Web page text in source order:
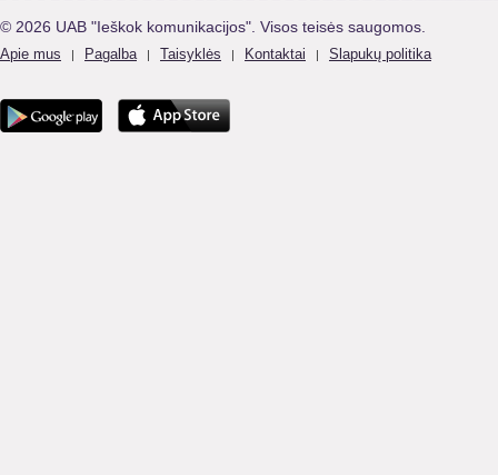
© 2026 UAB "Ieškok komunikacijos". Visos teisės saugomos.
Apie mus | Pagalba | Taisyklės | Kontaktai | Slapukų politika